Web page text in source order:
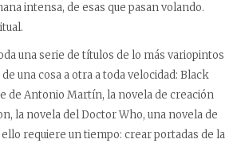
intensa, de esas que pasan volando.
serie de títulos de lo más variopintos
una cosa a otra a toda velocidad: Black
de Antonio Martín, la novela de creación
la novela del Doctor Who, una novela de
requiere un tiempo: crear portadas de la